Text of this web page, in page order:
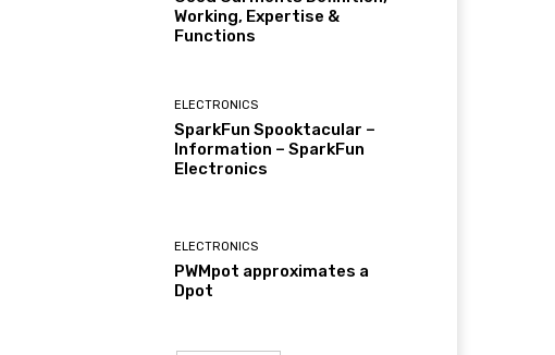
Working, Expertise &
Functions
ELECTRONICS
SparkFun Spooktacular –
Information – SparkFun
Electronics
ELECTRONICS
PWMpot approximates a
Dpot